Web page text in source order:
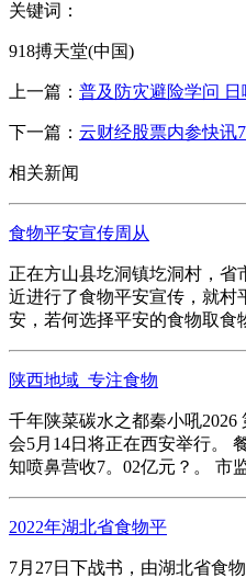
关键词：
918搏天堂(中国)
上一篇： 普及防灾避险学问
下一篇： 云财经股票内参快讯
相关新闻
食物平安宣传周从
正在方山县圪洞镇圪洞村，省
近进行了食物平安宣传，就村
安，若何选择平安的食物取食
陕西地域_专注食物
千年陕菜碳水之都秦小吼
会5月14日将正在西安举行。
知喷鼻营收7。02亿元？。 市
2022年湖北省食物平
7月27日下战书，由湖北省食